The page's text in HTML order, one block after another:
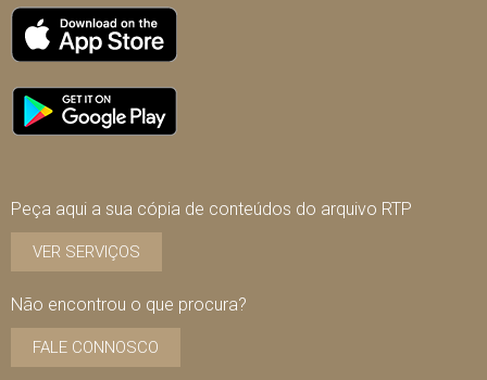
Peça aqui a sua cópia de conteúdos do arquivo RTP
VER SERVIÇOS
Não encontrou o que procura?
FALE CONNOSCO